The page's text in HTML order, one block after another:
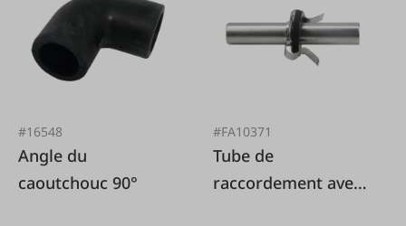
#16548
Angle du
caoutchouc 90°
#FA10371
Tube de
raccordement avec